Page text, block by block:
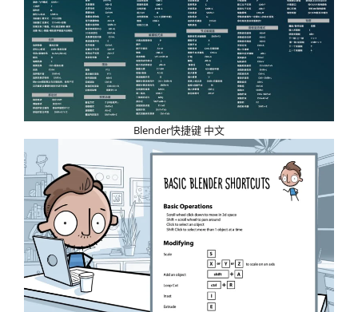
Blender快捷键 中文